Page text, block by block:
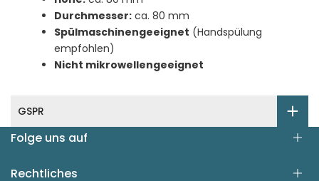
Durchmesser: ca. 80 mm
Spülmaschinengeeignet (Handspülung
empfohlen)
Nicht mikrowellengeeignet
GSPR
Folge uns auf
Rechtliches